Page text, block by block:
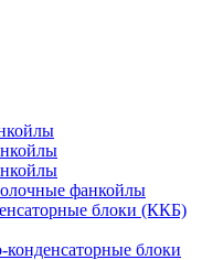
фанкойлы
блоки (ККБ)
конденсаторные блоки